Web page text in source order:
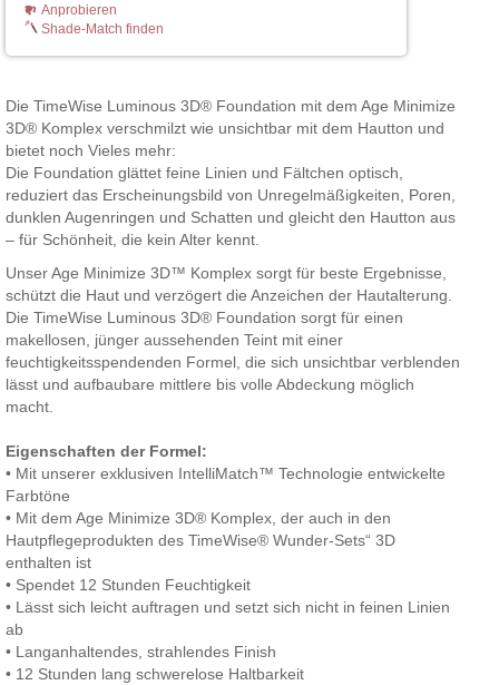
Anprobieren
Shade-Match finden
Die TimeWise Luminous 3D® Foundation mit dem Age Minimize
3D® Komplex verschmilzt wie unsichtbar mit dem Hautton und
bietet noch Vieles mehr:
Die Foundation glättet feine Linien und Fältchen optisch,
reduziert das Erscheinungsbild von Unregelmäßigkeiten, Poren,
dunklen Augenringen und Schatten und gleicht den Hautton aus
– für Schönheit, die kein Alter kennt.
Unser Age Minimize 3D™ Komplex sorgt für beste Ergebnisse,
schützt die Haut und verzögert die Anzeichen der Hautalterung.
Die TimeWise Luminous 3D® Foundation sorgt für einen
makellosen, jünger aussehenden Teint mit einer
feuchtigkeitsspendenden Formel, die sich unsichtbar verblenden
lässt und aufbaubare mittlere bis volle Abdeckung möglich
macht.
Eigenschaften der Formel:
• Mit unserer exklusiven IntelliMatch™ Technologie entwickelte
Farbtöne
• Mit dem Age Minimize 3D® Komplex, der auch in den
Hautpflegeprodukten des TimeWise® Wunder-Sets“ 3D
enthalten ist
• Spendet 12 Stunden Feuchtigkeit
• Lässt sich leicht auftragen und setzt sich nicht in feinen Linien
ab
• Langanhaltendes, strahlendes Finish
• 12 Stunden lang schwerelose Haltbarkeit